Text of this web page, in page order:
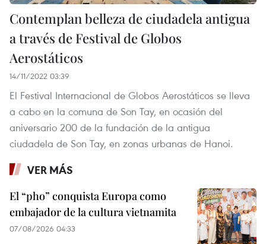
Contemplan belleza de ciudadela antigua
a través de Festival de Globos
Aerostáticos
14/11/2022 03:39
El Festival Internacional de Globos Aerostáticos se lleva
a cabo en la comuna de Son Tay, en ocasión del
aniversario 200 de la fundación de la antigua
ciudadela de Son Tay, en zonas urbanas de Hanoi.
VER MÁS
El “pho” conquista Europa como
embajador de la cultura vietnamita
07/08/2026 04:33